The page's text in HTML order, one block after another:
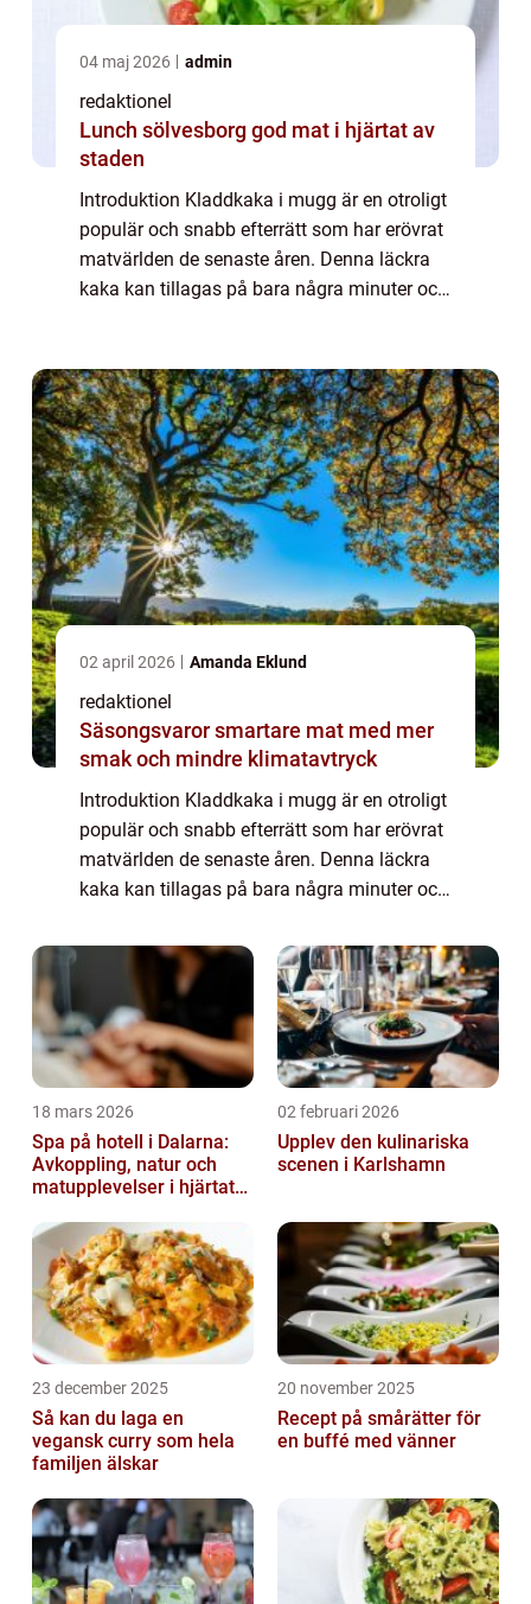
04 maj 2026 admin
redaktionel
Lunch sölvesborg god mat i hjärtat av
staden
Introduktion Kladdkaka i mugg är en otroligt
populär och snabb efterrätt som har erövrat
matvärlden de senaste åren. Denna läckra
kaka kan tillagas på bara några minuter och
02 april 2026 Amanda Eklund
redaktionel
Säsongsvaror smartare mat med mer
smak och mindre klimatavtryck
Introduktion Kladdkaka i mugg är en otroligt
populär och snabb efterrätt som har erövrat
matvärlden de senaste åren. Denna läckra
kaka kan tillagas på bara några minuter och
inte har tid eller ork att baka en...
18 mars 2026
Spa på hotell i Dalarna:
Avkoppling, natur och
matupplevelser i hjärtat
02 februari 2026
Upplev den kulinariska
scenen i Karlshamn
23 december 2025
Så kan du laga en
vegansk curry som hela
familjen älskar
20 november 2025
Recept på smårätter för
en buffé med vänner